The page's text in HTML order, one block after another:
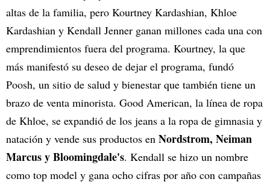
altas de la familia, pero Kourtney Kardashian, Khloe
Kardashian y Kendall Jenner ganan millones cada una con
emprendimientos fuera del programa. Kourtney, la que
más manifestó su deseo de dejar el programa, fundó
Poosh, un sitio de salud y bienestar que también tiene un
brazo de venta minorista. Good American, la línea de ropa
de Khloe, se expandió de los jeans a la ropa de gimnasia y
natación y vende sus productos en Nordstrom, Neiman
Marcus y Bloomingdale's. Kendall se hizo un nombre
como top model y gana ocho cifras por año con campañas